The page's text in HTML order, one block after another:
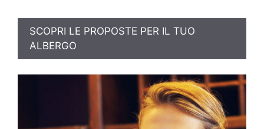
SCOPRI LE PROPOSTE PER IL TUO
ALBERGO